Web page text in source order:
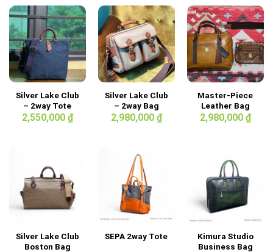
Bag
Silver Lake Club
– 2way Tote
Bag Dark Blue
2,550,000 ₫
Silver Lake Club
– 2way Bag
2,980,000 ₫
Master-Piece
Leather Bag
2,980,000 ₫
Silver Lake Club
Boston Bag
SEPA 2way Tote
Kimura Studio
Business Bag